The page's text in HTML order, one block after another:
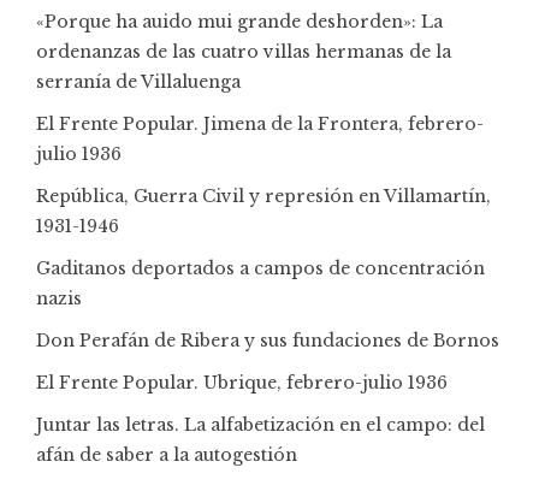
«Porque ha auido mui grande deshorden»: La
ordenanzas de las cuatro villas hermanas de la
serranía de Villaluenga
El Frente Popular. Jimena de la Frontera, febrero-
julio 1936
República, Guerra Civil y represión en Villamartín,
1931-1946
Gaditanos deportados a campos de concentración
nazis
Don Perafán de Ribera y sus fundaciones de Bornos
El Frente Popular. Ubrique, febrero-julio 1936
Juntar las letras. La alfabetización en el campo: del
afán de saber a la autogestión